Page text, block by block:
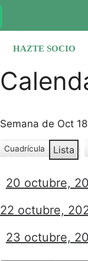
HAZTE SOCIO
Semana de Oct
V
r
c
m
Cuadrícula
V
r
o
o
Lista
20 octubre,
22 octubre,
23 octubre,